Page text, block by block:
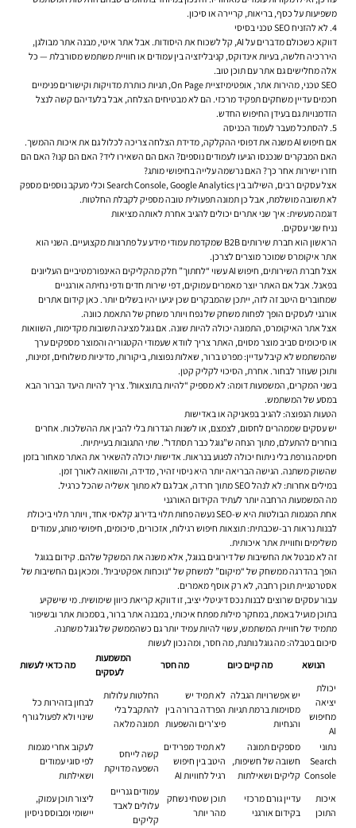
משפיעות על כסף, בריאות, קריירה או סיכון.
4. לא להזניח SEO טכני בסיסי
דווקא כשכולם מדברים על AI, קל לשכוח את היסודות. אבל אתר איטי, מבנה אתר מבולגן,
היררכיה חלשה, בעיות אינדוקס, קניבליזציה בין עמודים או חוויית משתמש מסורבלת — כל
אלה מחלישים גם אתר עם תוכן טוב.
SEO טכני, מהירות אתר, אופטימיזציית On Page, תגיות כותרת מדויקות וקישורים פנימיים
חכמים עדיין משחקים תפקיד מרכזי. הם לא מבטיחים הצלחה, אבל בלעדיהם קשה לנצל
הזדמנויות גם בעידן החיפוש החדש.
5. להסתכל מעבר לעמוד הכניסה
אם חיפוש AI משנה את דפוסי ההקלקה, מדידת הצלחה צריכה לכלול גם את איכות ההמשך.
האם המבקרים שנכנסו הגיעו לעמודים נוספים? האם הם השאירו ליד? האם הם קנו? האם הם
חזרו ישירות אחר כך? האם נרשמה עלייה בחיפושי מותג?
אצל עסקים רבים, השילוב בין Search Console, Google Analytics וכלי מעקב נוספים מספק
לא תשובה מושלמת, אבל כן תמונה תפעולית טובה מספיק לקבלת החלטות.
דוגמה מעשית: איך שני אתרים יכולים להגיב אחרת לאותה מציאות
נניח שני עסקים.
הראשון הוא חברת שירותים B2B שמקדמת עמודי מידע על פתרונות מקצועיים. השני הוא
אתר איקומרס שמוכר מוצרים לצרכן.
אצל חברת השירותים, חיפוש AI עשוי “לחתוך” חלק מהקליקים האינפורמטיביים העליונים
בפאנל. אבל אם האתר יוצר מאמרים עמוקים, דפי שירות חדים ודפי נחיתה אורגניים
שמחוברים היטב זה לזה, ייתכן שהמבקרים שכן יגיעו יהיו בשלים יותר. כאן קידום אתרים
אורגני לעסקים הופך לפחות משחק של נפח ויותר משחק של התאמת כוונה.
אצל אתר האיקומרס, התמונה יכולה להיות שונה. אם גוגל מציגה תשובות מקדימות, השוואות
או סיכומים סביב מוצר מסוים, האתר צריך לוודא שעמודי הקטגוריה והמוצר מספקים ערך
שהמשתמש לא קיבל עדיין: מפרט ברור, שאלות נפוצות, ביקורות, מדיניות משלוחים, זמינות,
ותוכן שעוזר לבחור. אחרת, הסיכוי לקליק קטן.
בשני המקרים, המשמעות דומה: לא מספיק “להיות בתוצאות”. צריך להיות היעד הברור הבא
במסע של המשתמש.
הטעות הנפוצה: להגיב בפאניקה או באדישות
יש עסקים שממהרים לחסום, לצמצם, או לשנות הגדרות בלי להבין את ההשלכות. אחרים
בוחרים להתעלם, מתוך הנחה ש”גוגל כבר תסתדר”. שתי התגובות בעייתיות.
חסימה גורפת בלי ניתוח יכולה לפגוע בנראות. אדישות יכולה להשאיר את האתר מאחור בזמן
שהשוק משתנה. הגישה הבריאה יותר היא ניסוי זהיר, מדידה, והשוואה לאורך זמן.
במילים אחרות: לא לנהל SEO מתוך חרדה, אבל גם לא מתוך אשליה שהכל כרגיל.
מה המשמעות הרחבה יותר לעתיד הקידום האורגני
אחת המגמות הבולטות היא ש-SEO נעשה פחות תלוי בדירוג קלאסי אחד, ויותר תלוי ביכולת
לבנות נראות רב-שכבתית: תוצאות חיפוש רגילות, אזכורים, סיכומים, חיפושי מותג, עמודים
משלימים וחוויית אתר איכותית.
זה לא מבטל את החשיבות של דירוגים בגוגל, אלא משנה את המשקל שלהם. קידום בגוגל
הופך בהדרגה ממשחק של “מיקום” למשחק של “נוכחות אפקטיבית”. ומכאן גם החשיבות של
אסטרטגיית תוכן רחבה, לא רק אוסף מאמרים.
עבור עסקים שרוצים לבנות נכס דיגיטלי יציב, זו דווקא קריאת כיוון שימושית. מי שישקיע
בתוכן מועיל באמת, במחקר מילות מפתח איכותי, במבנה אתר ברור, בסמכות אתר ובשיפור
מתמיד של חוויית המשתמש, עשוי להיות עמיד יותר גם כשהממשק של גוגל משתנה.
סיכום בטבלה: מה גוגל נותנת, מה חסר, ומה נכון לעשות
הנושא
מה קיים כיום מה חסר
המשמעות
לעסקים
מה כדאי לעשות
יכולת
יציאה
מחיפוש
AI
יש אפשרויות הגבלה
מסוימות ברמת תגיות
והנחיות
לא תמיד יש
הפרדה ברורה בין
פיצ'רים והשפעות
החלטות עלולות
להתקבל בלי
תמונה מלאה
לבחון בזהירות כל
שינוי ולא לפעול גורף
נתוני
Search
Console
מספקים תמונה
חשובה של חשיפות,
קליקים ושאילתות
לא תמיד מפרידים
היטב בין חיפוש
רגיל לחוויות AI
קשה לייחס
השפעה מדויקת
לעקוב אחרי מגמות
לפי סוגי עמודים
ושאילתות
איכות
התוכן
עדיין גורם מרכזי
בקידום אורגני
תוכן שטחי נשחק
מהר יותר
עמודים גנריים
עלולים לאבד
קליקים
ליצור תוכן עמוק,
יישומי ומבוסס ניסיון